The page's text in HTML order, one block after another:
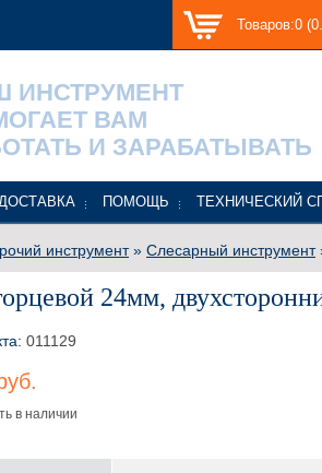
Товаров:0
ИНСТРУМЕНТ
ВАМ
И ЗАРАБАТЫВАТЬ
ПОМОЩЬ ТЕХНИЧЕСКИЙ
инструмент» Слесарный инструмент
24мм,
011129
в наличии